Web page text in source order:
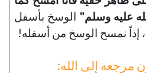
عليه وسلم" الوسخ بأسفل
إذاً نمسح الوسخ من أسفله!
إلى الله: